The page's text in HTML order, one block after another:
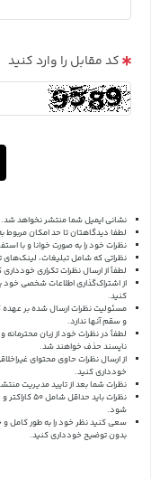
کد مقابل را وارد کنید
نشانی ایمیل شما منتشر نخواهد شد.
لطفا دیدگاهتان تا حد امکان
نظرات خود را به صورت خوانا و با
نظراتی که شامل تبلیغات، لینک‌های
لطفاً از ارسال نظرات تکراری
از اشتراک‌گذاری اطلاعات شخصی خود
کنید.
مسئولیت نظرات ارسال شده بر
و سقم آنها ندارد.
لطفاً در نظرات خود از زبان محترمانه
ناپسند حذف خواهند شد.
از ارسال نظرات حاوی محتوای
خودداری کنید.
نظرات شما بعد از تایید مدیریت
شود.
سعی کنید نظر خود را به طور کامل و
بدون توضیح خودداری کنید.